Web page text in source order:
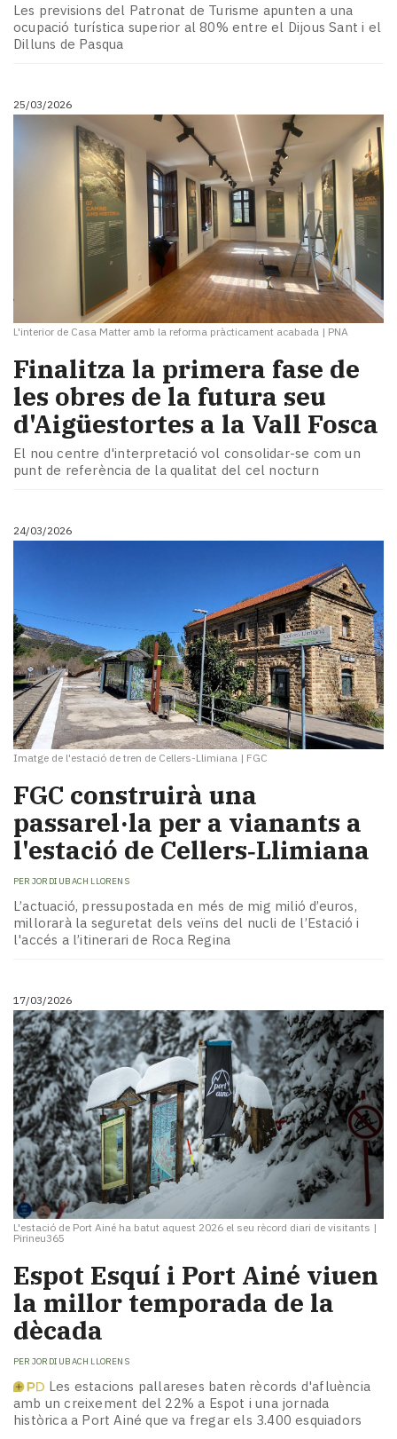
Les previsions del Patronat de Turisme apunten a una
ocupació turística superior al 80% entre el Dijous Sant i el
Dilluns de Pasqua
25/03/2026
L'interior de Casa Matter amb la reforma pràcticament acabada | PNA
​Finalitza la primera fase de
les obres de la futura seu
d'Aigüestortes a la Vall Fosca
El nou centre d'interpretació vol consolidar-se com un
punt de referència de la qualitat del cel nocturn
24/03/2026
Imatge de l'estació de tren de Cellers-Llimiana | FGC
FGC construirà una
passarel·la per a vianants a
l'estació de Cellers‑Llimiana
PER JORDI UBACH LLORENS
L’actuació, pressupostada en més de mig milió d’euros,
millorarà la seguretat dels veïns del nucli de l’Estació i
l'accés a l’itinerari de Roca Regina
17/03/2026
L'estació de Port Ainé ha batut aquest 2026 el seu rècord diari de visitants |
Pirineu365
Espot Esquí i Port Ainé viuen
la millor temporada de la
dècada
PER JORDI UBACH LLORENS
Les estacions pallareses baten rècords d'afluència
amb un creixement del 22% a Espot i una jornada
històrica a Port Ainé que va fregar els 3.400 esquiadors